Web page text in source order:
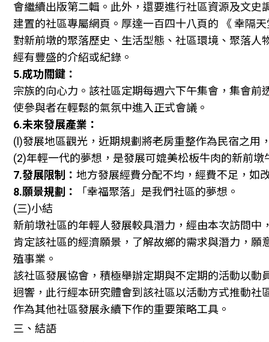
會繼續出版第二輯。此外，還要進行社區資源及文史
建置的社區專屬網頁。厚達一百四十八頁的 《 幸隔
對新前墩的聚落歷史、生活型態、社區環境、聚落人
經有豐盛的介紹或紀錄。
5.成功關鍵：
宗族的向心力。該社區定期每週六下午集會，集會前
使參與者在輕鬆的氣氛中進入正式會議。
6.未來發展產業：
(l)發展地區觀光，近期規劃將老房重整作為民宿之用
(2)年輕一代的夢想，是發展可媲美松板牛肉的新前墩
7.發展限制： 地方發展經費分配不均，經費不足，如
8.願景規劃：
「幸福聚落」是我們社區的夢想。
(三)小結
新前墩社區的年輕人發展較具潛力，經由本次訪問中
肯定該社區的經濟願景，了解故鄉的需求與潛力，願
殖事業。
該社區發展協會，積極舉辦定期與不定期的活動以動
迥響，此行經本研究體會到該社區以活動方式推動社
作為其他社區發展永續下作的重要策略工具。
三、結語